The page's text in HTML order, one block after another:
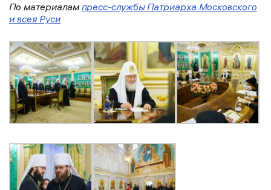
По материалампресс-службы Патриарха Московского
и всея Руси